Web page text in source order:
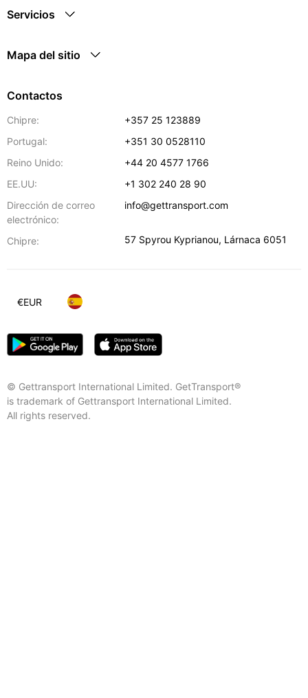
Servicios
Mapa del sitio
Contactos
Chipre:
+357 25 123889
Portugal:
+351 30 0528110
Reino Unido:
+44 20 4577 1766
EE.UU:
+1 302 240 28 90
Dirección de correo
electrónico:
info@gettransport.com
Chipre: 57 Spyrou Kyprianou, Lárnaca 6051
© Gettransport International Limited. GetTransport®
is trademark of Gettransport International Limited.
All rights reserved.
€EUR